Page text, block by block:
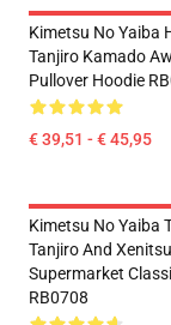
Kimetsu No Yaiba
Tanjiro Kamado
Pullover Hoodie
€ 39,51 - € 45,95
Kimetsu No Yaiba
Tanjiro And
Supermarket
RB0708